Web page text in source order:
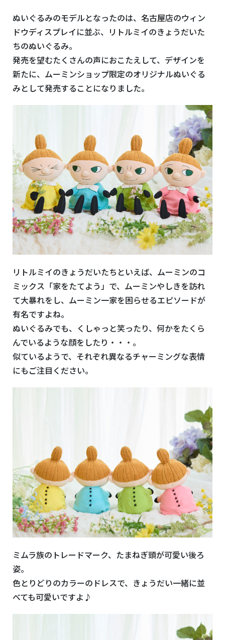
ぬいぐるみのモデルとなったのは、名古屋店のウィン
ドウディスプレイに並ぶ、リトルミイのきょうだいた
ちのぬいぐるみ。
発売を望むたくさんの声におこたえして、デザインを
新たに、ムーミンショップ限定のオリジナルぬいぐる
みとして発売することになりました。
リトルミイのきょうだいたちといえば、ムーミンのコ
ミックス「家をたてよう」で、ムーミンやしきを訪れ
て大暴れをし、ムーミン一家を困らせるエピソードが
有名ですよね。
ぬいぐるみでも、くしゃっと笑ったり、何かをたくら
んでいるような顔をしたり・・・。
似ているようで、それぞれ異なるチャーミングな表情
にもご注目ください。
ミムラ族のトレードマーク、たまねぎ頭が可愛い後ろ
姿。
色とりどりのカラーのドレスで、きょうだい一緒に並
べても可愛いですよ♪